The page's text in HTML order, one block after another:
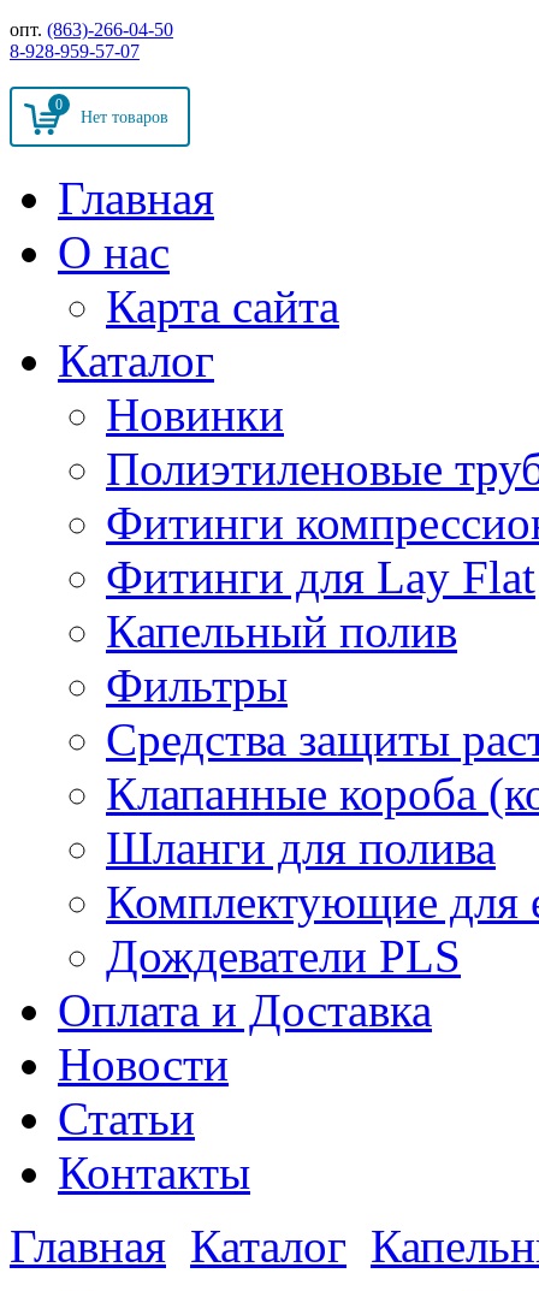
опт. (863)-266-04-50
8-928-959-57-07
0
Главная
О нас
Карта сайта
Каталог
Новинки
Полиэтиленовые
Фитинги
Фитинги для Lay Flat
Капельный полив
Фильтры
Средства защиты
Клапанные короба
Шланги для полива
Комплектующие для
Дождеватели PLS
Оплата и Доставка
Новости
Статьи
Контакты
Главная Каталог